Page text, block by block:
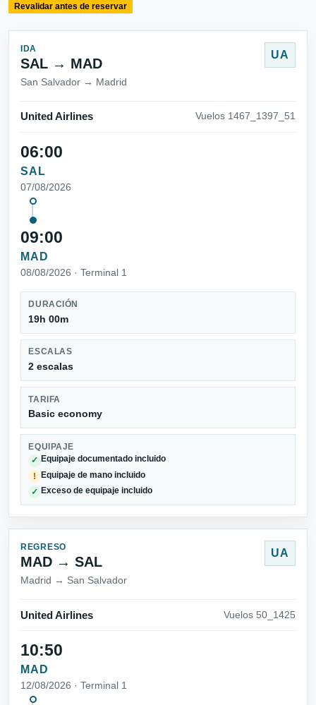
Revalidar antes de reservar
IDA
SAL → MAD
San Salvador → Madrid
UA
United Airlines Vuelos 1467_1397_51
06:00
SAL
07/08/2026
09:00
MAD
08/08/2026 · Terminal 1
DURACIÓN
19h 00m
ESCALAS
2 escalas
TARIFA
Basic economy
EQUIPAJE
✓ Equipaje documentado incluido
! Equipaje de mano incluido
✓ Exceso de equipaje incluido
REGRESO
MAD → SAL
Madrid → San Salvador
UA
United Airlines Vuelos 50_1425
10:50
MAD
12/08/2026 · Terminal 1